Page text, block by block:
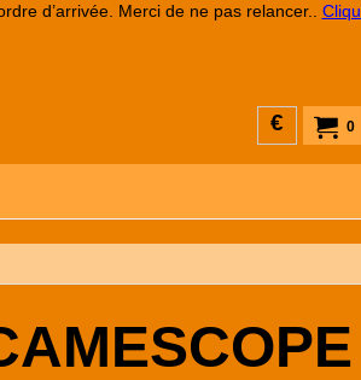
d’arrivée. Merci de ne pas relancer..
0
€